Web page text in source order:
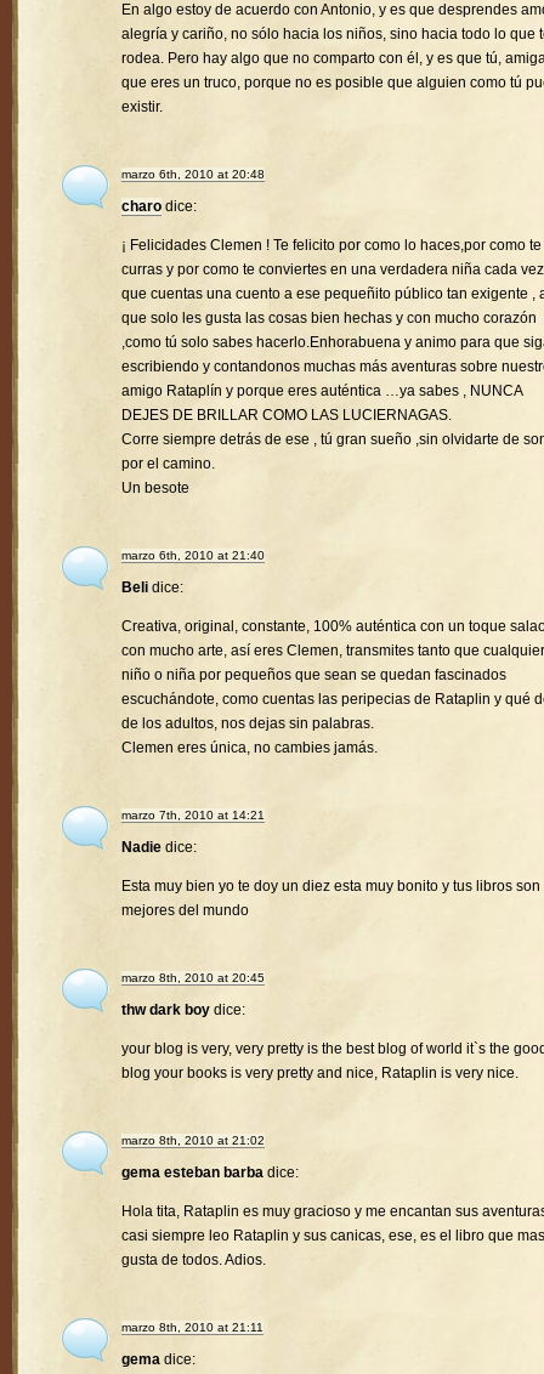
En algo estoy de acuerdo con Antonio, y es que desprendes
alegría y cariño, no sólo hacia los niños, sino hacia todo lo que
rodea. Pero hay algo que no comparto con él, y es que tú,
que eres un truco, porque no es posible que alguien como tú
existir.
marzo 6th, 2010 at 20:48
charo dice:
¡ Felicidades Clemen ! Te felicito por como lo haces,por como
curras y por como te conviertes en una verdadera niña cada vez
que cuentas una cuento a ese pequeñito público tan exigente ,
que solo les gusta las cosas bien hechas y con mucho corazón
,como tú solo sabes hacerlo.Enhorabuena y animo para que
escribiendo y contandonos muchas más aventuras sobre
amigo Rataplín y porque eres auténtica …ya sabes , NUNCA
DEJES DE BRILLAR COMO LAS LUCIERNAGAS.
Corre siempre detrás de ese , tú gran sueño ,sin olvidarte de
por el camino.
Un besote
marzo 6th, 2010 at 21:40
Beli dice:
Creativa, original, constante, 100% auténtica con un toque
con mucho arte, así eres Clemen, transmites tanto que cualquier
niño o niña por pequeños que sean se quedan fascinados
escuchándote, como cuentas las peripecias de Rataplin y qué
de los adultos, nos dejas sin palabras.
Clemen eres única, no cambies jamás.
marzo 7th, 2010 at 14:21
Nadie dice:
Esta muy bien yo te doy un diez esta muy bonito y tus libros son
mejores del mundo
marzo 8th, 2010 at 20:45
thw dark boy dice:
your blog is very, very pretty is the best blog of world it`s the
blog your books is very pretty and nice, Rataplin is very nice.
marzo 8th, 2010 at 21:02
gema esteban barba dice:
Hola tita, Rataplin es muy gracioso y me encantan sus
casi siempre leo Rataplin y sus canicas, ese, es el libro que
gusta de todos. Adios.
marzo 8th, 2010 at 21:11
gema dice: